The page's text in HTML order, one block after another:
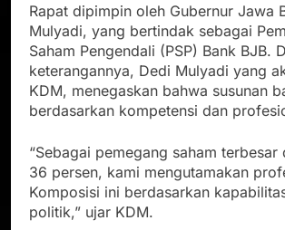
Rapat dipimpin oleh Gubernur Jawa
Mulyadi, yang bertindak sebagai
Saham Pengendali (PSP) Bank BJB.
keterangannya, Dedi Mulyadi yang
KDM, menegaskan bahwa susunan
berdasarkan kompetensi dan
“Sebagai pemegang saham terbesar
36 persen, kami mengutamakan
Komposisi ini berdasarkan
politik,” ujar KDM.